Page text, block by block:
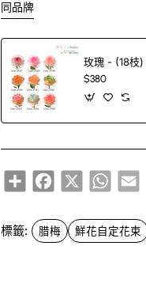
同品牌
玫瑰 - (18枝)
$380
ShareFacebook
X
標籤: 腊梅 鮮花自定花束